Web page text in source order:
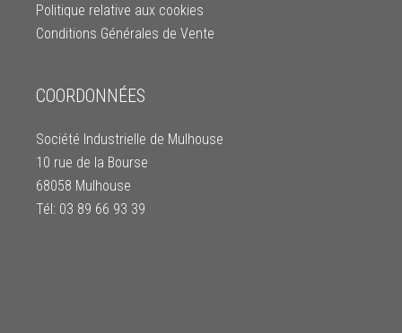
Politique relative aux cookies
Conditions Générales de Vente
COORDONNÉES
Société Industrielle de Mulhouse
10 rue de la Bourse
68058 Mulhouse
Tél: 03 89 66 93 39